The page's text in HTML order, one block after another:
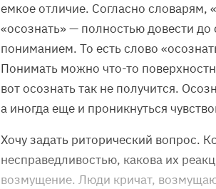
емкое отличие. Согласно словарям,
«осознать» — полностью довести до
пониманием. То есть слово
Понимать можно что-то
вот осознать так не получится.
а иногда еще и проникнуться
Хочу задать риторический вопрос.
несправедливостью, какова их
возмущение. Люди кричат,